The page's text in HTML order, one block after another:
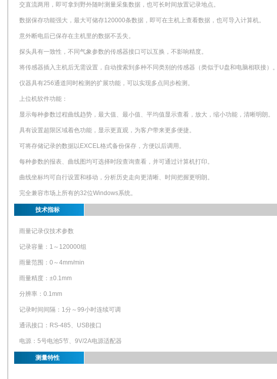
交直流两用，即可拿到野外随时测量采集数据，也可长时间放置记录地点。
数据保存功能强大，最大可储存120000条数据，即可在主机上查看数据，也可导入计算机。
意外断电后已保存在主机里的数据不丢失。
探头具有一致性，不同气象参数的传感器接口可以互换，不影响精度。
将传感器插入主机后无需设置，自动搜索到多种不同类别的传感器（类似于U盘和电脑相联接）。
仪器具有256通道同时检测的扩展功能，可以实现多点同步检测。
上位机软件功能：
显示每种参数过程曲线趋势，最大值、最小值、平均值显示查看，放大，缩小功能，清晰明朗。
具有设置超限区域着色功能，显示更直观，为客户带来更多便捷。
可将存储记录的数据以EXCEL格式备份保存，方便以后调用。
每种参数的报表、曲线图均可选择时段查询查看，并可通过计算机打印。
曲线坐标均可自行设置和移动，分析历史走向更清晰、时间把握更明朗。
完全兼容市场上所有的32位Windows系统。
技术指标
雨量记录仪技术参数
记录容量：1～120000组
雨量范围：0～4mm/min
雨量精度：±0.1mm
分辨率：0.1mm
记录时间间隔：1分～99小时连续可调
通讯接口：RS-485、USB接口
电源：5号电池5节、9V/2A电源适配器
测量特性